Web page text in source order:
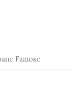
Famose